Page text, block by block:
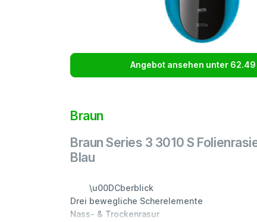
Angebot ansehen unter 62.49
Braun
Braun Series 3 3010 S
Blau
\u00DCberblick
Drei bewegliche Scherelemente
Nass- & Trockenrasur